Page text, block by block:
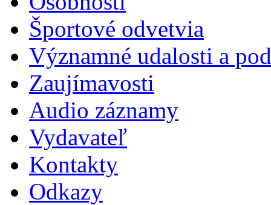
Športové odvetvia
Významné udalosti a
Zaujímavosti
Audio záznamy
Vydavateľ
Kontakty
Odkazy